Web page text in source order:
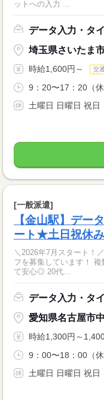
データ入力・タ
埼玉県さいたま
時給1,600円～ 交
9：20〜17：20（
土曜日 日曜日 祝日
[一般派遣]
【金山駅】デー
ート★土日祝休み
＼2026年7月スタート！／ 名古屋市中区にある企業で、 事務スタッ
フを募集しています！ 複数名募集なので、 同時スタートの仲間もい
て安心◎ 20代...
データ入力・タ
愛知県名古屋市
時給1,300円～
9：00〜18：00（
土曜日 日曜日 祝日